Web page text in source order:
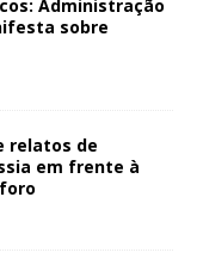
Administração
sobre
relatos de
em frente à